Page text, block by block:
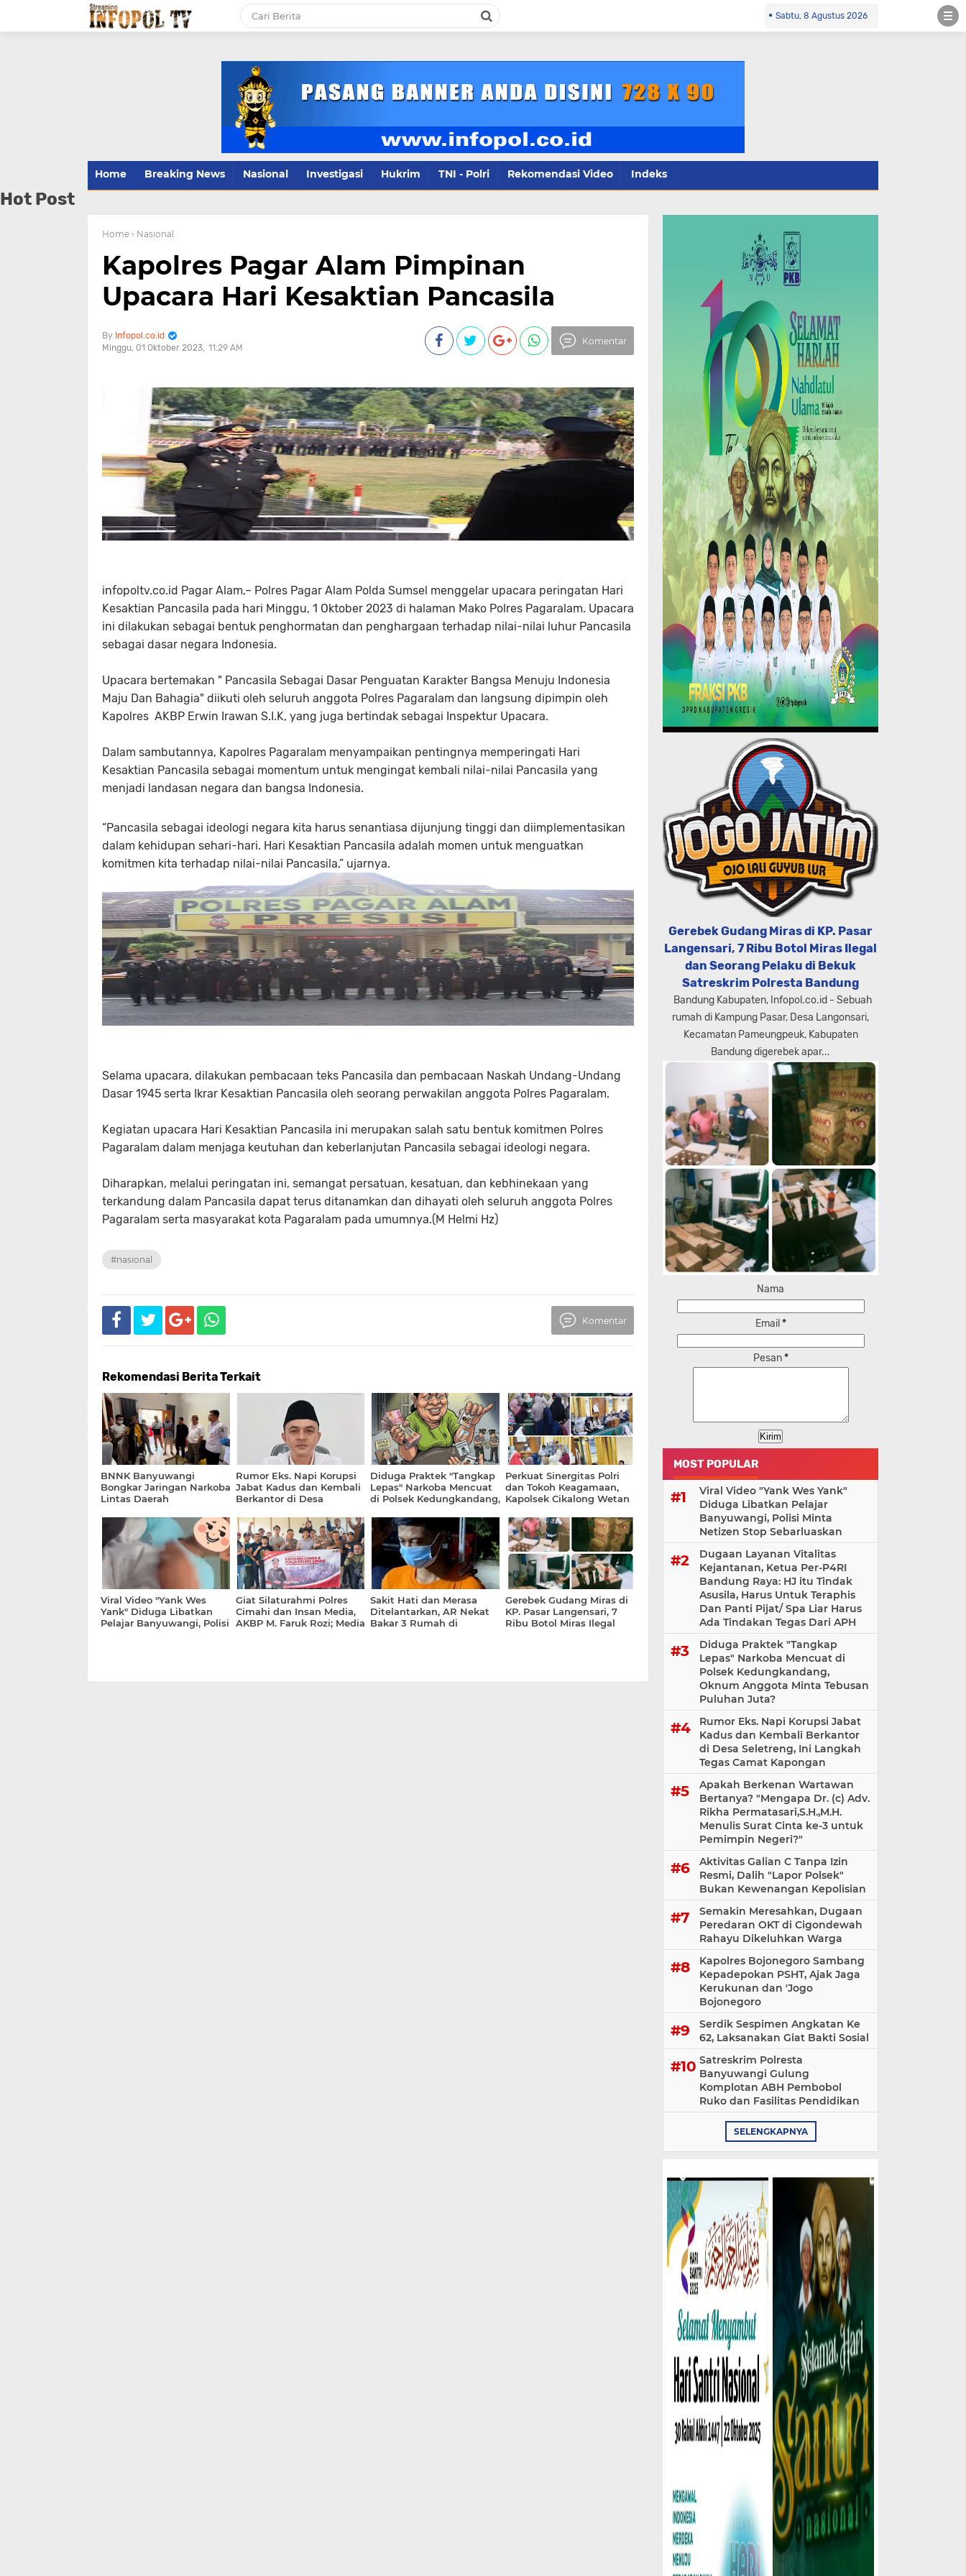
infopol.co.id Kontak Redaksi- 085784424805 wa
Sabtu, 8 Agustus 2026
Home Breaking News Nasional Investigasi Hukrim TNI - Polri Rekomendasi Video Indeks
Hot Post
Home › Nasional
Kapolres Pagar Alam Pimpinan
Upacara Hari Kesaktian Pancasila
Infopol.co.id
Minggu, 01 Oktober 2023 11:29 AM
Komentar
infopoltv.co.id Pagar Alam,– Polres Pagar Alam Polda Sumsel menggelar upacara peringatan Hari
Kesaktian Pancasila pada hari Minggu, 1 Oktober 2023 di halaman Mako Polres Pagaralam. Upacara
ini dilakukan sebagai bentuk penghormatan dan penghargaan terhadap nilai-nilai luhur Pancasila
sebagai dasar negara Indonesia.
Upacara bertemakan " Pancasila Sebagai Dasar Penguatan Karakter Bangsa Menuju Indonesia
Maju Dan Bahagia" diikuti oleh seluruh anggota Polres Pagaralam dan langsung dipimpin oleh
Kapolres AKBP Erwin Irawan S.I.K, yang juga bertindak sebagai Inspektur Upacara.
Dalam sambutannya, Kapolres Pagaralam menyampaikan pentingnya memperingati Hari
Kesaktian Pancasila sebagai momentum untuk mengingat kembali nilai-nilai Pancasila yang
menjadi landasan negara dan bangsa Indonesia.
“Pancasila sebagai ideologi negara kita harus senantiasa dijunjung tinggi dan diimplementasikan
dalam kehidupan sehari-hari. Hari Kesaktian Pancasila adalah momen untuk menguatkan
komitmen kita terhadap nilai-nilai Pancasila,” ujarnya.
Selama upacara, dilakukan pembacaan teks Pancasila dan pembacaan Naskah Undang-Undang
Dasar 1945 serta Ikrar Kesaktian Pancasila oleh seorang perwakilan anggota Polres Pagaralam.
Kegiatan upacara Hari Kesaktian Pancasila ini merupakan salah satu bentuk komitmen Polres
Pagaralam dalam menjaga keutuhan dan keberlanjutan Pancasila sebagai ideologi negara.
Diharapkan, melalui peringatan ini, semangat persatuan, kesatuan, dan kebhinekaan yang
terkandung dalam Pancasila dapat terus ditanamkan dan dihayati oleh seluruh anggota Polres
Pagaralam serta masyarakat kota Pagaralam pada umumnya.(M Helmi Hz)
#nasional
Komentar
Rekomendasi Berita Terkait
BNNK Banyuwangi
Bongkar Jaringan Narkoba
Lintas Daerah
Rumor Eks. Napi Korupsi
Jabat Kadus dan Kembali
Berkantor di Desa
Tegas Camat Kapongan
Diduga Praktek "Tangkap
Lepas" Narkoba Mencuat
di Polsek Kedungkandang,
Tebusan Puluhan Juta?
Perkuat Sinergitas Polri
dan Tokoh Keagamaan,
Kapolsek Cikalong Wetan
Babussalam, Mandalasari
Viral Video "Yank Wes
Yank" Diduga Libatkan
Pelajar Banyuwangi, Polisi
Giat Silaturahmi Polres
Cimahi dan Insan Media,
AKBP M. Faruk Rozi; Media
Sakit Hati dan Merasa
Ditelantarkan, AR Nekat
Bakar 3 Rumah di
Gerebek Gudang Miras di
KP. Pasar Langensari, 7
Ribu Botol Miras Ilegal
Gerebek Gudang Miras di KP. Pasar
Langensari, 7 Ribu Botol Miras Ilegal
dan Seorang Pelaku di Bekuk
Satreskrim Polresta Bandung
Bandung Kabupaten, Infopol.co.id - Sebuah
rumah di Kampung Pasar, Desa Langonsari,
Kecamatan Pameungpeuk, Kabupaten
Bandung digerebek apar...
Nama
Email *
Pesan*
MOST POPULAR
Viral Video "Yank Wes Yank"
Diduga Libatkan Pelajar
Banyuwangi, Polisi Minta
Netizen Stop Sebarluaskan
Dugaan Layanan Vitalitas
Kejantanan, Ketua Per-P4RI
Bandung Raya: HJ itu Tindak
Asusila, Harus Untuk Teraphis
Dan Panti Pijat/ Spa Liar Harus
Ada Tindakan Tegas Dari APH
Diduga Praktek "Tangkap
Lepas" Narkoba Mencuat di
Polsek Kedungkandang,
Oknum Anggota Minta Tebusan
Puluhan Juta?
Rumor Eks. Napi Korupsi Jabat
Kadus dan Kembali Berkantor
di Desa Seletreng, Ini Langkah
Tegas Camat Kapongan
Apakah Berkenan Wartawan
Bertanya? "Mengapa Dr. (c) Adv.
Rikha Permatasari,S.H.,M.H.
Menulis Surat Cinta ke-3 untuk
Pemimpin Negeri?"
Aktivitas Galian C Tanpa Izin
Resmi, Dalih "Lapor Polsek"
Bukan Kewenangan Kepolisian
Semakin Meresahkan, Dugaan
Peredaran OKT di Cigondewah
Rahayu Dikeluhkan Warga
Kapolres Bojonegoro Sambang
Kepadepokan PSHT, Ajak Jaga
Kerukunan dan 'Jogo
Bojonegoro
Serdik Sespimen Angkatan Ke
62, Laksanakan Giat Bakti Sosial
Satreskrim Polresta
Banyuwangi Gulung
Komplotan ABH Pembobol
Ruko dan Fasilitas Pendidikan
SELENGKAPNYA